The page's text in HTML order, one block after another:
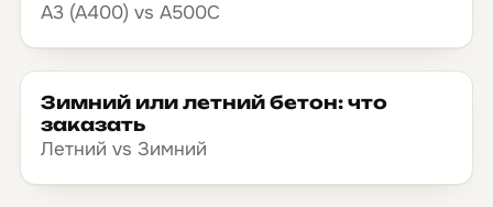
А3 (А400) vs А500С
Зимний или летний бетон: что
заказать
Летний vs Зимний